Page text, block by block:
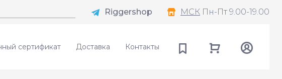
Riggershop МСК Пн-Пт 9.00-19.00
сертификат Доставка Контакты